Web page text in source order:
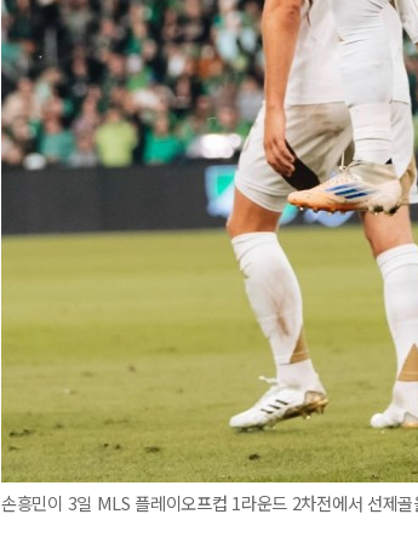
손흥민이 3일 MLS 플레이오프컵 1라운드 2차전에서 선제